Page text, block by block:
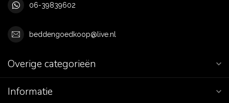
06-39839602
beddengoedkoop@live.nl
Overige categorieën
Informatie